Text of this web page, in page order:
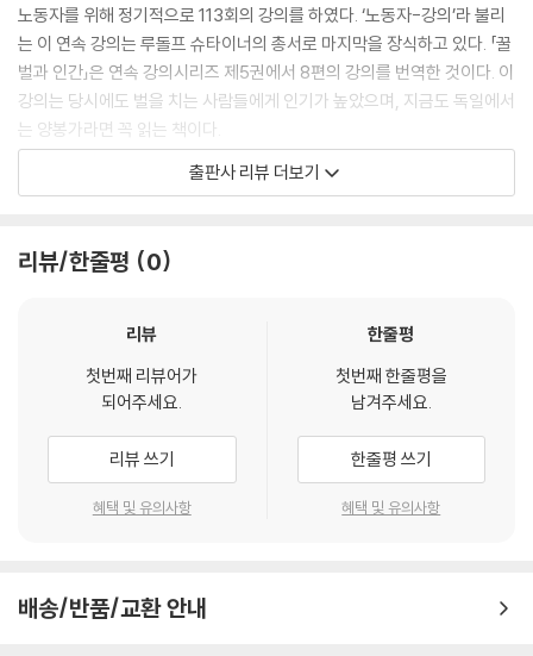
노동자를 위해 정기적으로 113회의 강의를 하였다. ‘노동자-강의’라 불리
는 이 연속 강의는 루돌프 슈타이너의 총서로 마지막을 장식하고 있다. 「꿀
벌과 인간」은 연속 강의시리즈 제5권에서 8편의 강의를 번역한 것이다. 이
강의는 당시에도 벌을 치는 사람들에게 인기가 높았으며, 지금도 독일에서
는 양봉가라면 꼭 읽는 책이다.
꿀벌이나 말벌 혹은 개미와 같은 보잘 것 없는 존재와 인간의 연관성, 더 나
일이 일어날 수 있는지 경고한다. 정말로 100년이 지난 현재 양봉이 완전
고 있는 '꿀벌 상태'를 보면 지금의 인류가 보아야할 현실적인 가치가 무엇
발도르프 100주년 기념, 펀딩 출판
루돌프 슈타이너의 인지학을 바탕으로 한 발도르프 학교가 올해 100주년
을 맞아 ‘세상을 바꾸는 배움Learn to Change the World’이라는 슬로
출판사 리뷰 더보기
리뷰/한줄평 0
리뷰
첫번째 리뷰어가
되어주세요.
리뷰 쓰기
혜택 및 유의사항
한줄평
첫번째 한줄평을
남겨주세요.
한줄평 쓰기
혜택 및 유의사항
배송/반품/교환 안내